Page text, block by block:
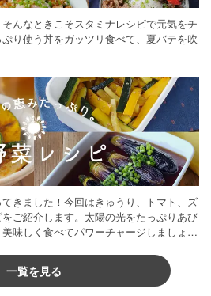
んなときこそスタミナレシピで元気をチ
り使う丼をガッツリ食べて、夏バテを吹
きました！今回はきゅうり、トマト、ズ
ご紹介します。太陽の光をたっぷりあび
味しく食べてパワーチャージしましょう
一覧を見る